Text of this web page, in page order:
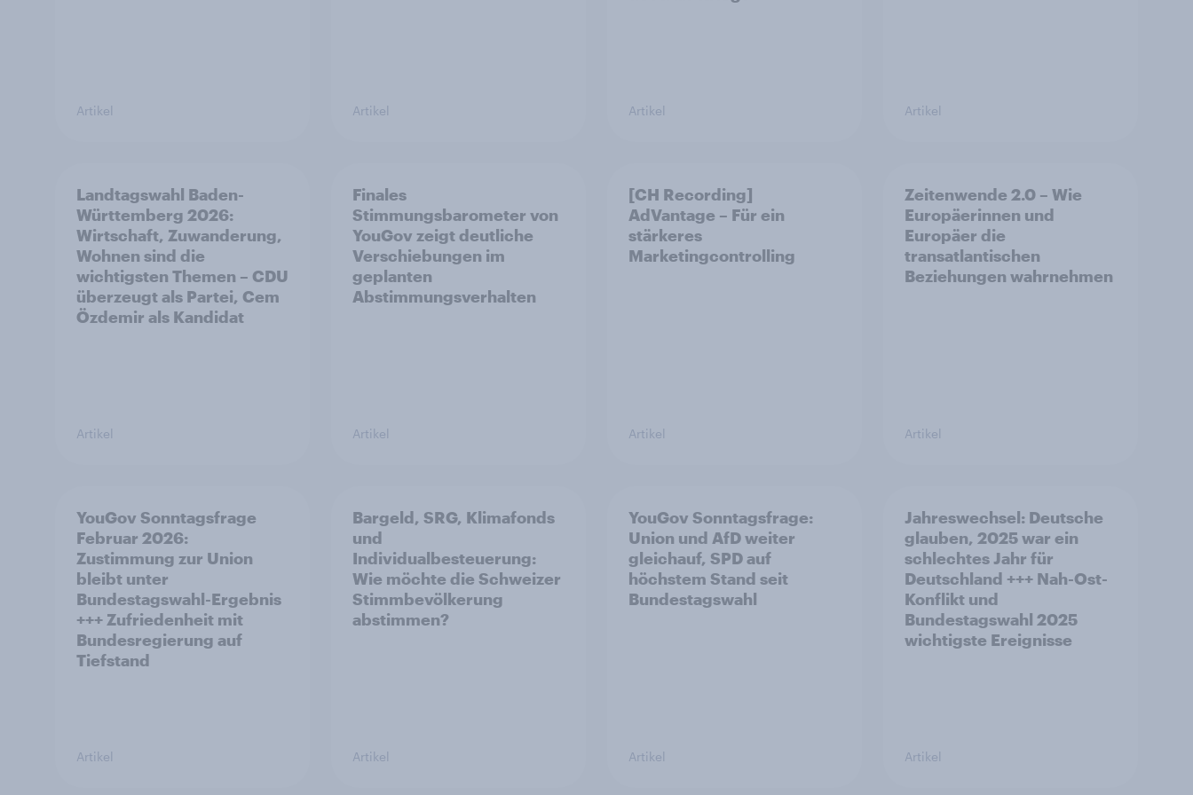
Artikel Artikel Artikel Artikel
Landtagswahl Baden-
Württemberg 2026:
Wirtschaft, Zuwanderung,
Wohnen sind die
wichtigsten Themen – CDU
überzeugt als Partei, Cem
Özdemir als Kandidat
Artikel
Finales
Stimmungsbarometer von
YouGov zeigt deutliche
Verschiebungen im
geplanten
Abstimmungsverhalten
Artikel
[CH Recording]
AdVantage – Für ein
stärkeres
Marketingcontrolling
Artikel
Zeitenwende 2.0 – Wie
Europäerinnen und
Europäer die
transatlantischen
Beziehungen wahrnehmen
Artikel
YouGov Sonntagsfrage
Februar 2026:
Zustimmung zur Union
bleibt unter
Bundestagswahl-Ergebnis
+++ Zufriedenheit mit
Bundesregierung auf
Tiefstand
Artikel
Bargeld, SRG, Klimafonds
und
Individualbesteuerung:
Wie möchte die Schweizer
Stimmbevölkerung
abstimmen?
Artikel
YouGov Sonntagsfrage:
Union und AfD weiter
gleichauf, SPD auf
höchstem Stand seit
Bundestagswahl
Artikel
Jahreswechsel: Deutsche
glauben, 2025 war ein
schlechtes Jahr für
Deutschland +++ Nah-Ost-
Konflikt und
Bundestagswahl 2025
wichtigste Ereignisse
Artikel